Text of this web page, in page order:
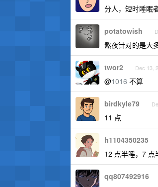
分人，短时睡眠
potatowish
熬夜针对的是大
twor2 Dec 13,
@1016 不算
birdkyle79
11 点
h1104350235
12 点半睡，7 点
qq807492916